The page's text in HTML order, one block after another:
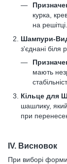
курка,
на
Шампури-
з'єднані біля
мають
Кільце для
шашлику,
при
IV. Висновок
При виборі